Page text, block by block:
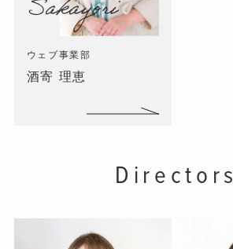
Sakayori
ウェブ事業部
酒寄 理恵
Directors